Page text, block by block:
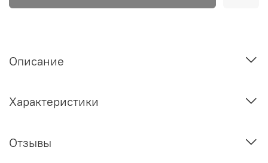
Описание
Характеристики
Отзывы